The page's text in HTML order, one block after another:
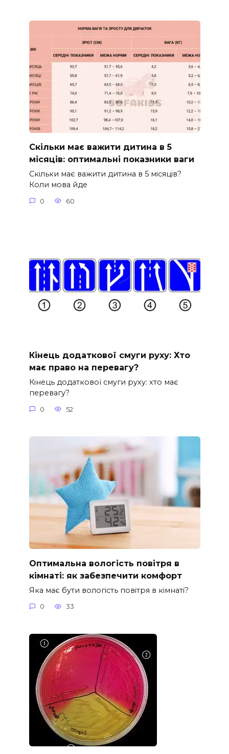
Скільки має важити дитина в 5
місяців: оптимальні показники ваги
Скільки має важити дитина в 5 місяців?
Коли мова йде
0 60
Кінець додаткової смуги руху: Хто
має право на перевагу?
Кінець додаткової смуги руху: хто має
перевагу?
0 52
Оптимальна вологість повітря в
кімнаті: як забезпечити комфорт
Яка має бути вологість повітря в кімнаті?
0 33